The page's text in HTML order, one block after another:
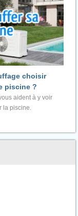
choisir
piscine ?
aident à y voir
la piscine.